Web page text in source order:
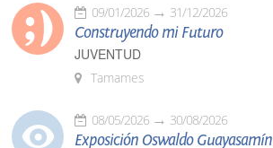
09/01/2026 31/12/2026
Construyendo mi Futuro
JUVENTUD
Tamames
08/05/2026 30/08/2026
Exposición Oswaldo Guayasamín